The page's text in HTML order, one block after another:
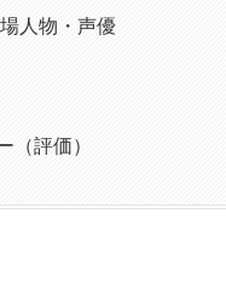
人物・声優
（評価）